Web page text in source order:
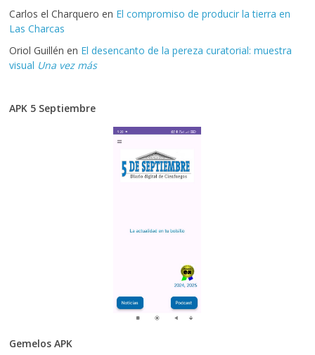
Carlos el Charquero en El compromiso de producir la tierra en
Las Charcas
Oriol Guillén en El desencanto de la pereza curatorial: muestra
visual Una vez más
APK 5 Septiembre
Gemelos APK